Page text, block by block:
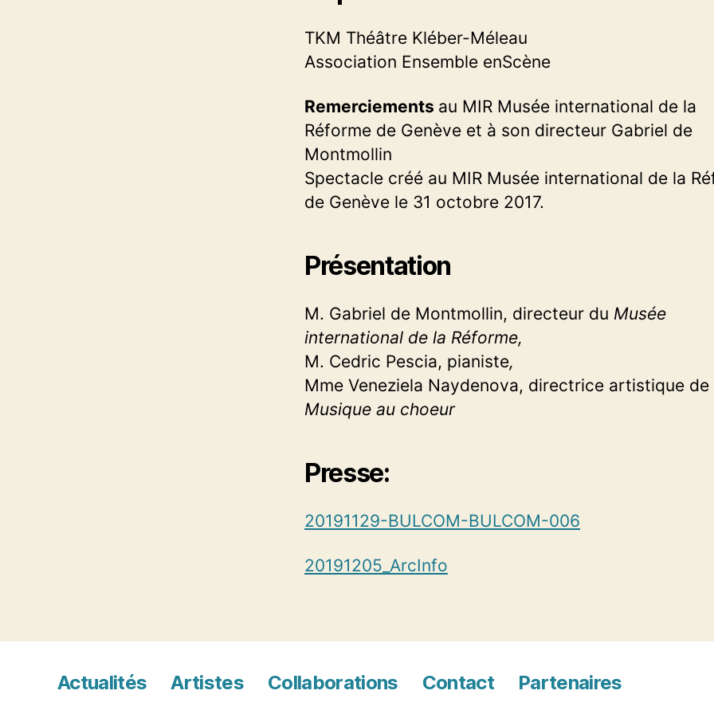
TKM Théâtre Kléber-Méleau
Association Ensemble enScène
Remerciements au MIR Musée international de la
Réforme de Genève et à son directeur Gabriel de
Montmollin
Spectacle créé au MIR Musée international de la
de Genève le 31 octobre 2017.
Présentation
M. Gabriel de Montmollin, directeur du Musée
international de la Réforme,
M. Cedric Pescia, pianiste,
Mme Veneziela Naydenova, directrice artistique de
Musique au choeur
Presse:
20191129-BULCOM-BULCOM-006
20191205_ArcInfo
Actualités Artistes Collaborations Contact Partenaires